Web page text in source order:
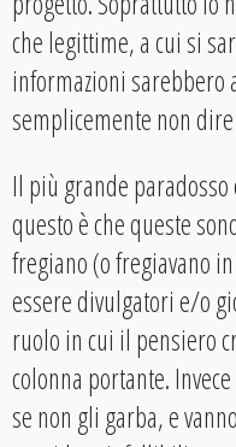
che legittime, a cui si
informazioni sarebbero
semplicemente non
Il più grande
questo è che queste
fregiano (o fregiavano
essere divulgatori e/o
ruolo in cui il pensiero
colonna portante.
se non gli garba, e